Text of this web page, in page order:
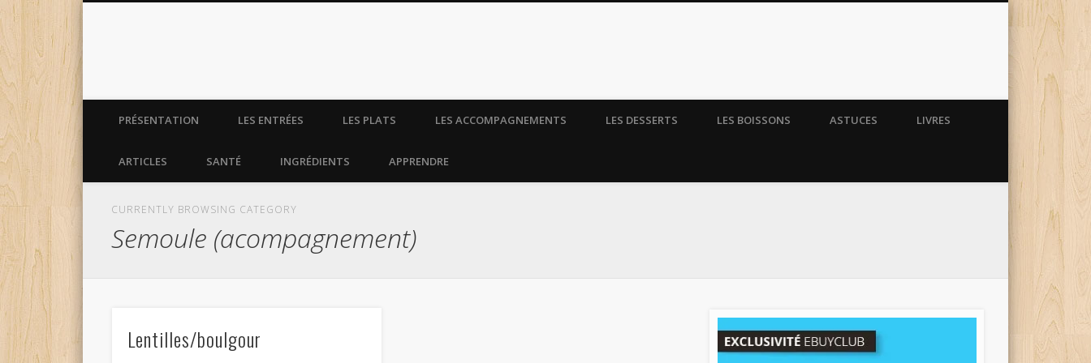
PRÉSENTATION LES ENTRÉES LES PLATS LES ACCOMPAGNEMENTS LES DESSERTS LES BOISSONS ASTUCES LIVRES
ARTICLES SANTÉ INGRÉDIENTS APPRENDRE
CURRENTLY BROWSING CATEGORY
Semoule (acompagnement)
Lentilles/boulgour